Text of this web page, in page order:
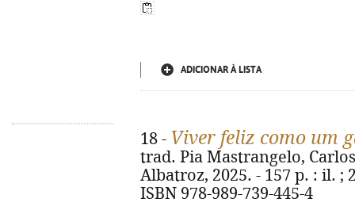
ADICIONAR À LISTA
18 - Viver feliz como um
trad. Pia Mastrangelo,
Albatroz, 2025. - 157 p. : il. ;
ISBN 978-989-739-445-4